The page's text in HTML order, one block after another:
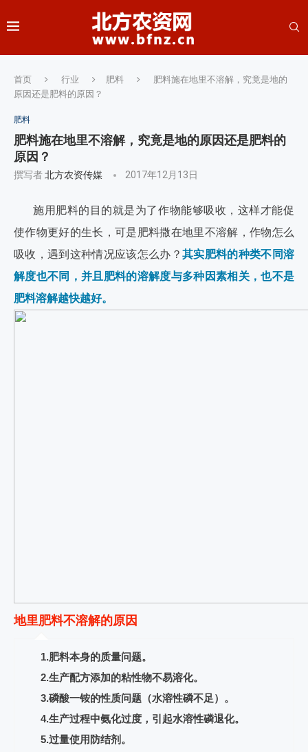
首页 行业 肥料
肥料施在地里不溶解，究竟是地的
原因还是肥料的原因？
肥料
肥料施在地里不溶解，究竟是地的原因还是肥料的
原因？
撰写者北方农资传媒 2017年12月13日
施用肥料的目的就是为了作物能够吸收，这样才能促
使作物更好的生长，可是肥料撒在地里不溶解，作物怎么
吸收，遇到这种情况应该怎么办？ 其实肥料的种类不同溶
解度也不同，并且肥料的溶解度与多种因素相关，也不是
肥料溶解越快越好。
地里肥料不溶解的原因
1.肥料本身的质量问题。
2.生产配方添加的粘性物不易溶化。
3.磷酸一铵的性质问题（水溶性磷不足）。
4.生产过程中氨化过度，引起水溶性磷退化。
5.过量使用防结剂。